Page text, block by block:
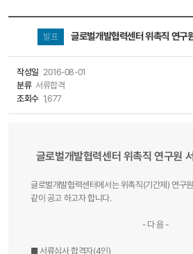
발표 글로벌개발협력센터 위촉직 연구
작성일 2016-08-01
분류 서류합격
조회수 1,677
글로벌개발협력센터 위촉직 연구원
글로벌개발협력센터에서는 위촉직(기간제) 연구
같이 공고 하고자 합니다.
- 다 음 -
■ 서류심사 합격자(4인)